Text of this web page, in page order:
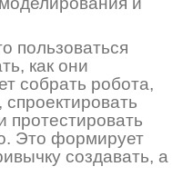
пользоваться
как они
собрать робота,
протестировать
Это формирует
создавать, а